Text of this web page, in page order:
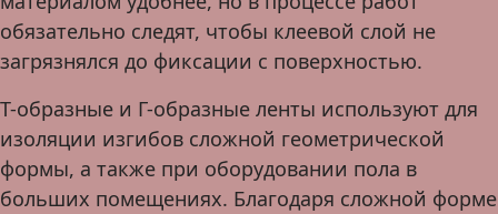
обязательно следят, чтобы клеевой слой не
загрязнялся до фиксации с поверхностью.
Т-образные и Г-образные ленты используют для
изоляции изгибов сложной геометрической
формы, а также при оборудовании пола в
больших помещениях. Благодаря сложной форме